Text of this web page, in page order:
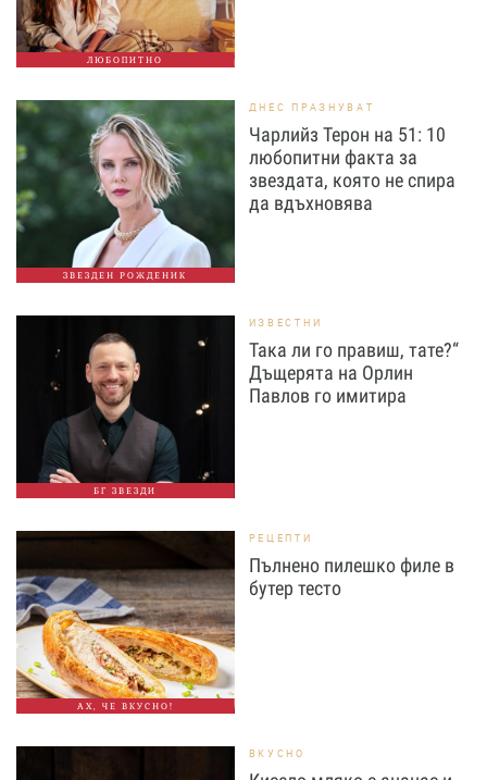
ЛЮБОПИТНО
ЗВЕЗДЕН РОЖДЕНИК
ДНЕС ПРАЗНУВАТ
Чарлийз Терон на 51: 10
любопитни факта за
звездата, която не спира
да вдъхновява
БГ ЗВЕЗДИ
ИЗВЕСТНИ
Така ли го правиш, тате?“
Дъщерята на Орлин
Павлов го имитира
АХ, ЧЕ ВКУСНО!
РЕЦЕПТИ
Пълнено пилешко филе в
бутер тесто
ВКУСНО